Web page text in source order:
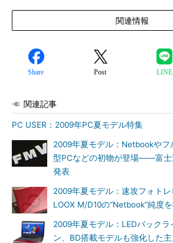
関連情報
Share Post LINE
関連記事
PC USER：2009年PC夏モデル特集
2009年夏モデル：Netbookやフ
型PCなどの初物が登場――富士
発表
2009年夏モデル：速攻フォト
LOOX M/D10の“Netbook”純度
2009年夏モデル：LEDバックラ
ン、BD搭載モデルも強化した